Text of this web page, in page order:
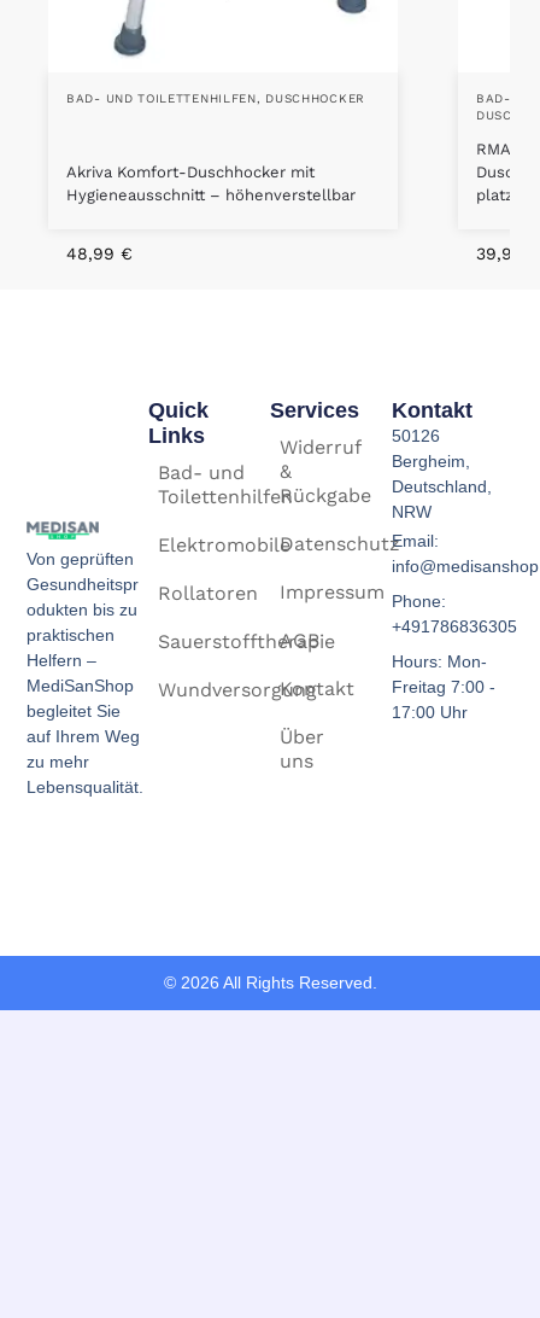
BAD- UND TOILETTENHILFEN DUSCHHOCKER
Akriva Komfort-Duschhocker mit
Hygieneausschnitt – höhenverstellbar
48,99 €
BAD-
RMAN
39,90
Von geprüften
Gesundheitspr
odukten bis zu
praktischen
Helfern –
MediSanShop
begleitet Sie
auf Ihrem Weg
zu mehr
Lebensqualität.
Services
Widerruf
&
Rückgabe
Datenschutz
Impressum
AGB
Kontakt
Über
uns
Quick
Links
Bad- und
Toilettenhilfen
Elektromobile
Rollatoren
Sauerstofftherapie
Wundversorgung
Kontakt
50126
Bergheim,
Deutschland,
NRW
Email:
Phone:
+491786836305
Hours: Mon-
Freitag 7:00 -
17:00 Uhr
© 2026 All Rights Reserved.